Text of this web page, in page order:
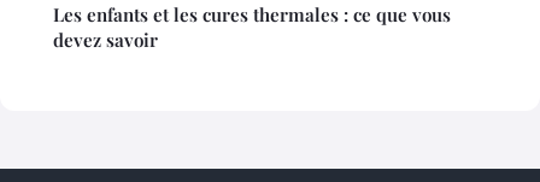
Les enfants et les cures thermales : ce que vous
devez savoir